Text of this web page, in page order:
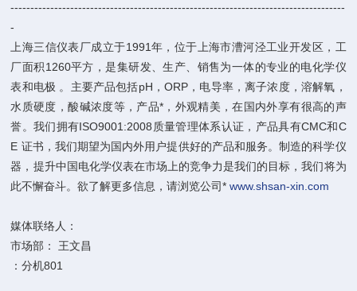
------------------------------------------------------------------------------------
-
上海三信仪表厂成立于1991年，位于上海市漕河泾工业开发区，工
厂面积1260平方，是集研发、生产、销售为一体的专业的电化学仪
表和电极 。主要产品包括pH，ORP，电导率，离子浓度，溶解氧，
水质硬度，酸碱浓度等，产品*，外观精美，在国内外享有很高的声
誉。我们拥有ISO9001:2008质量管理体系认证，产品具有CMC和C
E 证书，我们期望为国内外用户提供好的产品和服务。制造的科学仪
器，提升中国电化学仪表在市场上的竞争力是我们的目标，我们将为
此不懈奋斗。欲了解更多信息，请浏览公司*www.shsan-xin.com
媒体联络人：
市场部： 王文昌
：分机801